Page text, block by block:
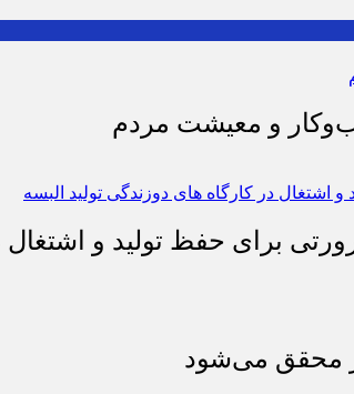
و معیشت مردم
برای حفظ تولید و اشتغال
محقق می‌شود